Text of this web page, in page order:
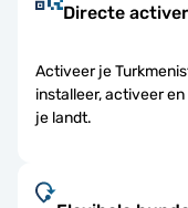
Directe
Activeer je
installeer, activeer
je landt.